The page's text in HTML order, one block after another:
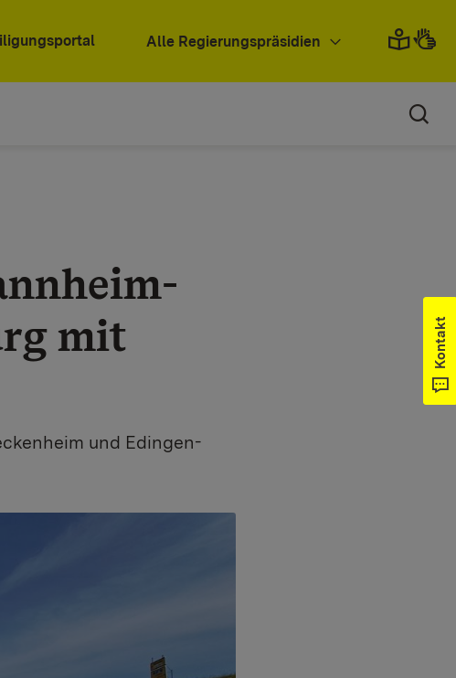
Alle Regierungspräsidien
mit
und Edingen-
Kontakt